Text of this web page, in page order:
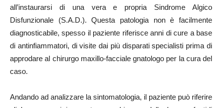
all’instaurarsi di una vera e propria Sindrome Algico
Disfunzionale (S.A.D.). Questa patologia non è facilmente
diagnosticabile, spesso il paziente riferisce anni di cure a base
di antinfiammatori, di visite dai più disparati specialisti prima di
approdare al chirurgo maxillo-facciale gnatologo per la cura del
caso.
Andando ad analizzare la sintomatologia, il paziente può riferire